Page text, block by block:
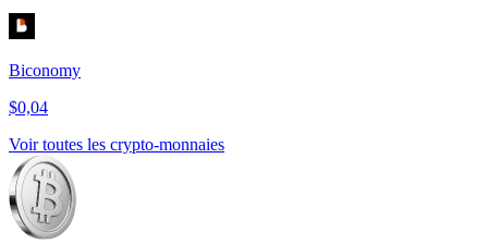
Biconomy
$0,04
Voir toutes les crypto-monnaies